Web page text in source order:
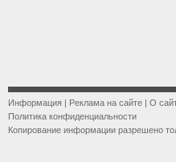
Информация | Реклама на сайте | О
Политика конфиденциальности
Копирование информации разрешено